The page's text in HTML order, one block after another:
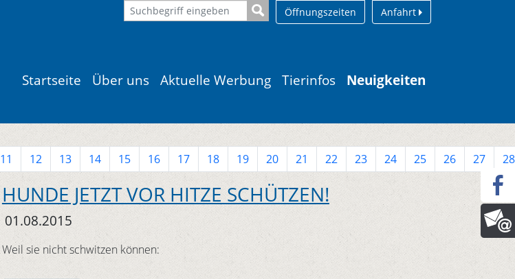
Öffnungszeiten Anfahrt
Startseite Über uns Aktuelle Werbung Tierinfos Neuigkeiten
11 12 13 14 15 16 17 18 19 20 21 22 23 24 25 26 27 28
HUNDE JETZT VOR HITZE SCHÜTZEN!
01.08.2015
Weil sie nicht schwitzen können: